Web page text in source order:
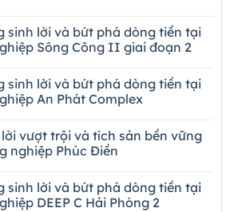
sinh lời và bứt phá dòng tiền tại
Sông Công II giai đoạn 2
sinh lời và bứt phá dòng tiền tại
An Phát Complex
vượt trội và tích sản bền vững
nghiệp Phúc Điền
sinh lời và bứt phá dòng tiền tại
DEEP C Hải Phòng 2